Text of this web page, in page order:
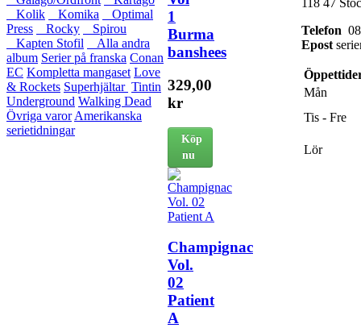
Kolik
Komika
Optimal
Press
Rocky
Spirou
Kapten Stofil
Alla andra
album Serier på franska Conan
EC Kompletta mangaset Love
& Rockets Superhjältar Tintin
Underground Walking Dead
Övriga varorAmerikanska
serietidningar
1
Burma
banshees
329,00
kr
Köp
nu
Champignac
Vol.
02
Patient
A
Telefon
Epost
Mån
Tis - Fre
Lör